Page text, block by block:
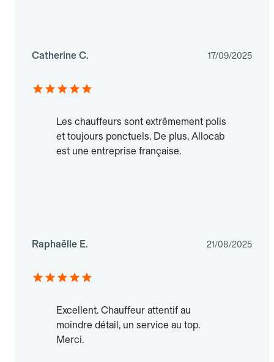
Catherine C. 17/09/2025
Les chauffeurs sont extrêmement polis
et toujours ponctuels. De plus, Allocab
est une entreprise française.
Raphaëlle E. 21/08/2025
Excellent. Chauffeur attentif au
moindre détail, un service au top.
Merci.